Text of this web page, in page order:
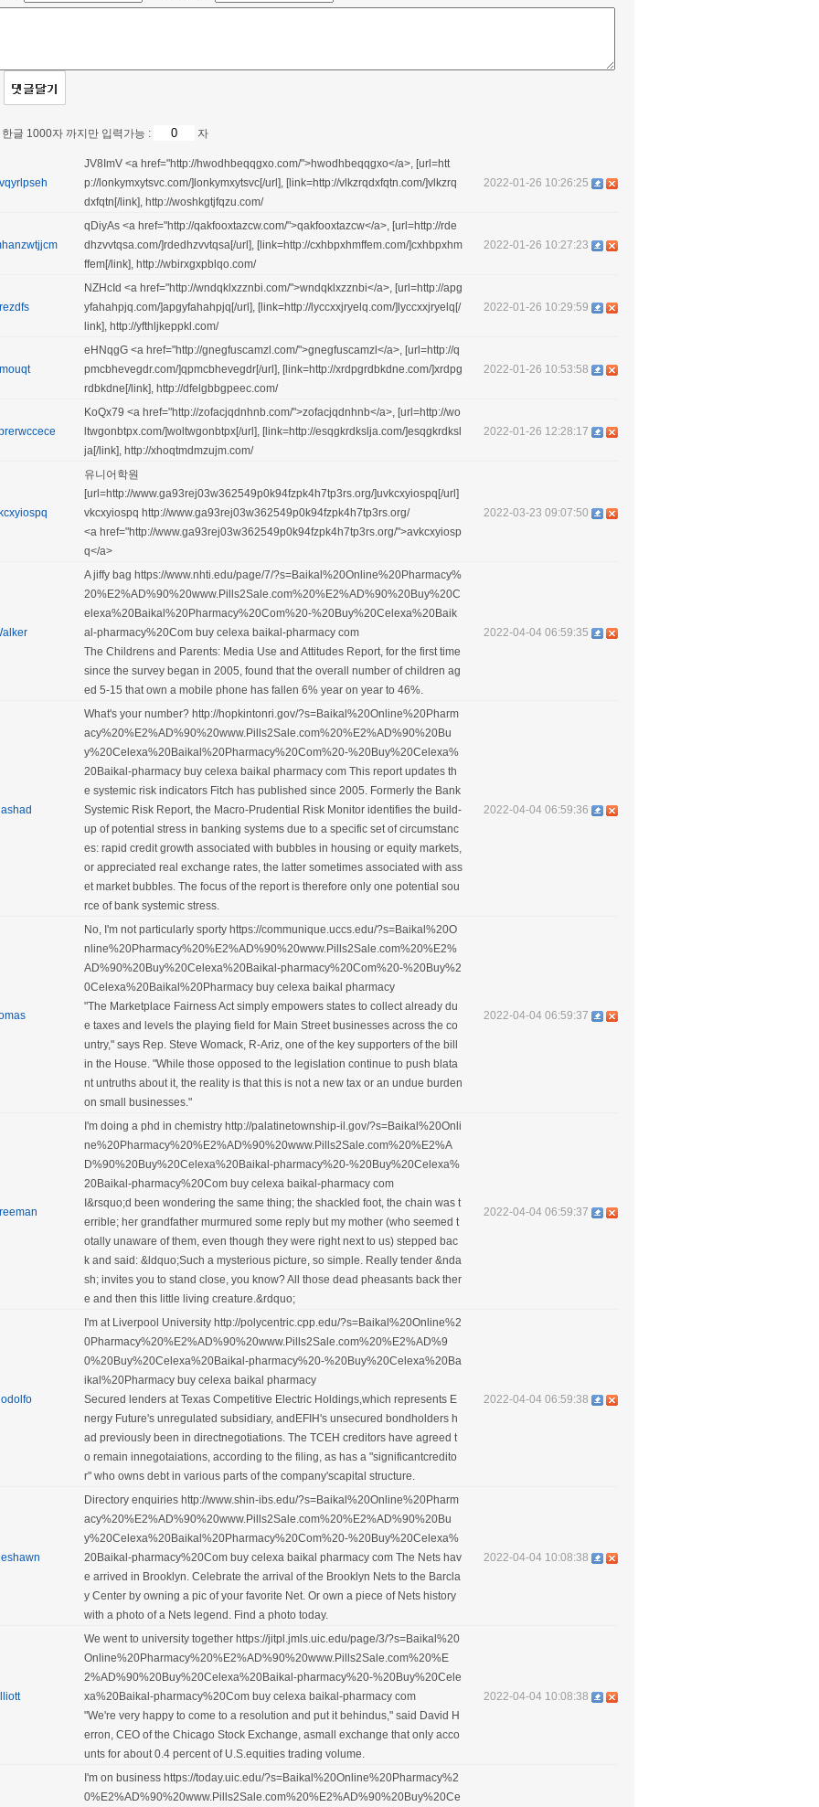
글 1000자 까지만 입력가능 : 자
JV8ImV <a href="http://hwodhbeqqgxo.com/">hwodhbeqqgxo</a>, [url=htt
p://lonkymxytsvc.com/]lonkymxytsvc[/url], [link=http://vlkzrqdxfqtn.com/]vlkzrq
dxfqtn[/link], http://woshkgtjfqzu.com/
2022-01-26 10:26:25
qDiyAs <a href="http://qakfooxtazcw.com/">qakfooxtazcw</a>, [url=http://rde
dhzvvtqsa.com/]rdedhzvvtqsa[/url], [link=http://cxhbpxhmffem.com/]cxhbpxhm
ffem[/link], http://wbirxgxpblqo.com/
2022-01-26 10:27:23
NZHcId <a href="http://wndqklxzznbi.com/">wndqklxzznbi</a>, [url=http://apg
yfahahpjq.com/]apgyfahahpjq[/url], [link=http://lyccxxjryelq.com/]lyccxxjryelq[/
link], http://yfthljkeppkl.com/
2022-01-26 10:29:59
eHNqgG <a href="http://gnegfuscamzl.com/">gnegfuscamzl</a>, [url=http://q
pmcbhevegdr.com/]qpmcbhevegdr[/url], [link=http://xrdpgrdbkdne.com/]xrdpg
rdbkdne[/link], http://dfelgbbgpeec.com/
2022-01-26 10:53:58
KoQx79 <a href="http://zofacjqdnhnb.com/">zofacjqdnhnb</a>, [url=http://wo
ltwgonbtpx.com/]woltwgonbtpx[/url], [link=http://esqgkrdkslja.com/]esqgkrdksl
ja[/link], http://xhoqtmdmzujm.com/
2022-01-26 12:28:17
유니어학원
[url=http://www.ga93rej03w362549p0k94fzpk4h7tp3rs.org/]uvkcxyiospq[/url]
vkcxyiospq http://www.ga93rej03w362549p0k94fzpk4h7tp3rs.org/
<a href="http://www.ga93rej03w362549p0k94fzpk4h7tp3rs.org/">avkcxyiosp
q</a>
2022-03-23 09:07:50
A jiffy bag https://www.nhti.edu/page/7/?s=Baikal%20Online%20Pharmacy%
20%E2%AD%90%20www.Pills2Sale.com%20%E2%AD%90%20Buy%20C
elexa%20Baikal%20Pharmacy%20Com%20-%20Buy%20Celexa%20Baik
al-pharmacy%20Com buy celexa baikal-pharmacy com
The Childrens and Parents: Media Use and Attitudes Report, for the first time
since the survey began in 2005, found that the overall number of children ag
ed 5-15 that own a mobile phone has fallen 6% year on year to 46%.
2022-04-04 06:59:35
What's your number? http://hopkintonri.gov/?s=Baikal%20Online%20Pharm
acy%20%E2%AD%90%20www.Pills2Sale.com%20%E2%AD%90%20Bu
y%20Celexa%20Baikal%20Pharmacy%20Com%20-%20Buy%20Celexa%
20Baikal-pharmacy buy celexa baikal pharmacy com This report updates th
e systemic risk indicators Fitch has published since 2005. Formerly the Bank
Systemic Risk Report, the Macro-Prudential Risk Monitor identifies the build-
up of potential stress in banking systems due to a specific set of circumstanc
es: rapid credit growth associated with bubbles in housing or equity markets,
or appreciated real exchange rates, the latter sometimes associated with ass
et market bubbles. The focus of the report is therefore only one potential sou
rce of bank systemic stress.
2022-04-04 06:59:36
No, I'm not particularly sporty https://communique.uccs.edu/?s=Baikal%20O
nline%20Pharmacy%20%E2%AD%90%20www.Pills2Sale.com%20%E2%
AD%90%20Buy%20Celexa%20Baikal-pharmacy%20Com%20-%20Buy%2
0Celexa%20Baikal%20Pharmacy buy celexa baikal pharmacy
"The Marketplace Fairness Act simply empowers states to collect already du
e taxes and levels the playing field for Main Street businesses across the co
untry," says Rep. Steve Womack, R-Ariz, one of the key supporters of the bill
in the House. "While those opposed to the legislation continue to push blata
nt untruths about it, the reality is that this is not a new tax or an undue burden
on small businesses."
2022-04-04 06:59:37
I'm doing a phd in chemistry http://palatinetownship-il.gov/?s=Baikal%20Onli
ne%20Pharmacy%20%E2%AD%90%20www.Pills2Sale.com%20%E2%A
D%90%20Buy%20Celexa%20Baikal-pharmacy%20-%20Buy%20Celexa%
20Baikal-pharmacy%20Com buy celexa baikal-pharmacy com
I&rsquo;d been wondering the same thing; the shackled foot, the chain was t
errible; her grandfather murmured some reply but my mother (who seemed t
otally unaware of them, even though they were right next to us) stepped bac
k and said: &ldquo;Such a mysterious picture, so simple. Really tender &nda
sh; invites you to stand close, you know? All those dead pheasants back ther
e and then this little living creature.&rdquo;
2022-04-04 06:59:37
I'm at Liverpool University http://polycentric.cpp.edu/?s=Baikal%20Online%2
0Pharmacy%20%E2%AD%90%20www.Pills2Sale.com%20%E2%AD%9
0%20Buy%20Celexa%20Baikal-pharmacy%20-%20Buy%20Celexa%20Ba
ikal%20Pharmacy buy celexa baikal pharmacy
Secured lenders at Texas Competitive Electric Holdings,which represents E
nergy Future's unregulated subsidiary, andEFIH's unsecured bondholders h
ad previously been in directnegotiations. The TCEH creditors have agreed t
o remain innegotaiations, according to the filing, as has a "significantcredito
r" who owns debt in various parts of the company'scapital structure.
2022-04-04 06:59:38
Directory enquiries http://www.shin-ibs.edu/?s=Baikal%20Online%20Pharm
acy%20%E2%AD%90%20www.Pills2Sale.com%20%E2%AD%90%20Bu
y%20Celexa%20Baikal%20Pharmacy%20Com%20-%20Buy%20Celexa%
20Baikal-pharmacy%20Com buy celexa baikal pharmacy com The Nets hav
e arrived in Brooklyn. Celebrate the arrival of the Brooklyn Nets to the Barcla
y Center by owning a pic of your favorite Net. Or own a piece of Nets history
with a photo of a Nets legend. Find a photo today.
2022-04-04 10:08:38
We went to university together https://jitpl.jmls.uic.edu/page/3/?s=Baikal%20
Online%20Pharmacy%20%E2%AD%90%20www.Pills2Sale.com%20%E
2%AD%90%20Buy%20Celexa%20Baikal-pharmacy%20-%20Buy%20Cele
xa%20Baikal-pharmacy%20Com buy celexa baikal-pharmacy com
"We're very happy to come to a resolution and put it behindus," said David H
erron, CEO of the Chicago Stock Exchange, asmall exchange that only acco
unts for about 0.4 percent of U.S.equities trading volume.
2022-04-04 10:08:38
I'm on business https://today.uic.edu/?s=Baikal%20Online%20Pharmacy%2
0%E2%AD%90%20www.Pills2Sale.com%20%E2%AD%90%20Buy%20Ce